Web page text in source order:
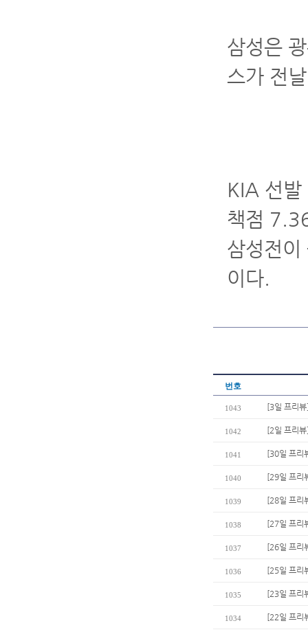
삼성은
스가 전
KIA 선발
책점
삼성전
이다.
번호
1043 [3일 프리
1042 [2일 프리
1041 [30일 프리
1040 [29일 프리
1039 [28일 프리
1038 [27일 프리
1037 [26일 프리
1036 [25일 프리
1035 [23일 프리
1034 [22일 프리